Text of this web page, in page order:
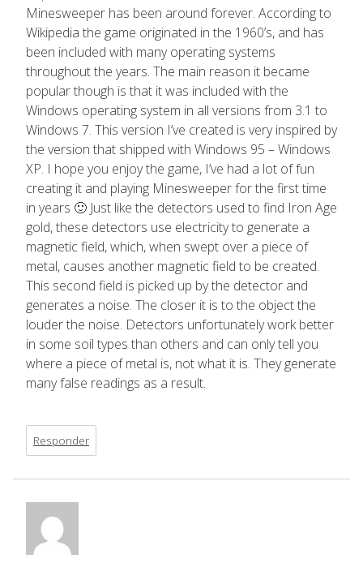
Minesweeper has been around forever. According to
Wikipedia the game originated in the 1960’s, and has
been included with many operating systems
throughout the years. The main reason it became
popular though is that it was included with the
Windows operating system in all versions from 3.1 to
Windows 7. This version I’ve created is very inspired by
the version that shipped with Windows 95 – Windows
XP. I hope you enjoy the game, I’ve had a lot of fun
creating it and playing Minesweeper for the first time
in years 🙂 Just like the detectors used to find Iron Age
gold, these detectors use electricity to generate a
magnetic field, which, when swept over a piece of
metal, causes another magnetic field to be created.
This second field is picked up by the detector and
generates a noise. The closer it is to the object the
louder the noise. Detectors unfortunately work better
in some soil types than others and can only tell you
where a piece of metal is, not what it is. They generate
many false readings as a result.
Responder